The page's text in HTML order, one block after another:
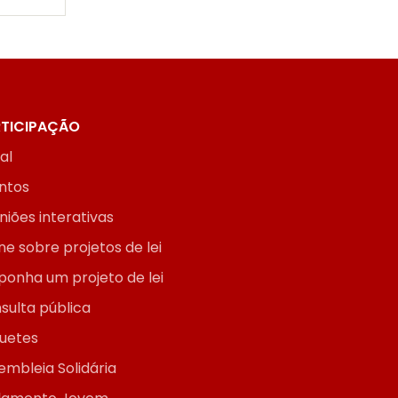
interativas
sobre projetos de lei
um projeto de lei
pública
Solidária